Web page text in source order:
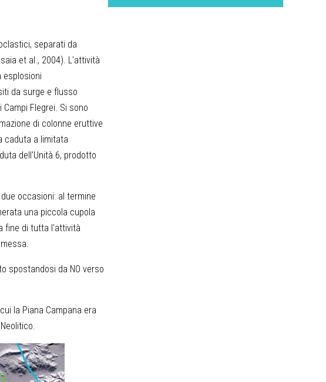
separati da
et al., 2004). L'attività
esplosioni
da surge e flusso
Flegrei. Si sono
di colonne eruttive
caduta a limitata
dell'Unità 6, prodotto
occasioni: al termine
una piccola cupola
fine di tutta l'attività
spostandosi da NO verso
la Piana Campana era